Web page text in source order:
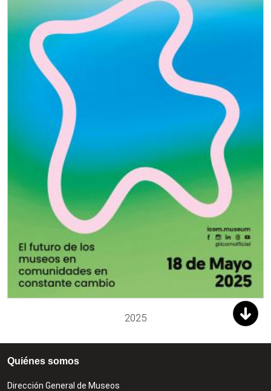
2025
Quiénes somos
Dirección General de Museos